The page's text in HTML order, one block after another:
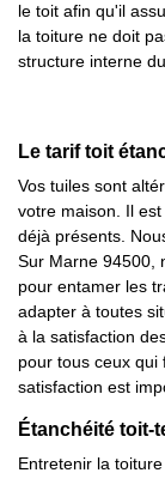
le toit afin qu'il
la toiture ne doit
structure interne
Le tarif toit
Vos tuiles sont
votre maison. Il
déjà présents.
Sur Marne 94500,
pour entamer les
adapter à toutes
à la satisfaction
pour tous ceux qui
satisfaction est
Étanchéité toit-
Entretenir la